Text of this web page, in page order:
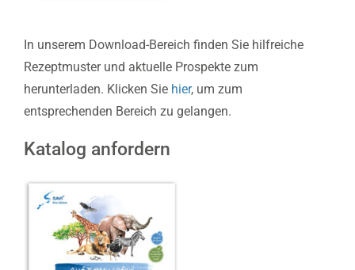
In unserem Download-Bereich finden Sie hilfreiche
Rezeptmuster und aktuelle Prospekte zum
herunterladen. Klicken Sie hier, um zum
entsprechenden Bereich zu gelangen.
Katalog anfordern